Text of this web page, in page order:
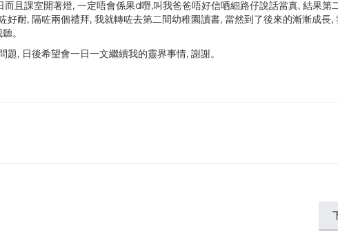
且課室開著燈, 一定唔會係果d嘢,叫我爸爸唔好信哂細路仔說話當真, 結果第
耐, 隔咗兩個禮拜, 我就轉咗去第二間幼稚園讀書, 當然到了後來的漸漸成長,
。
, 日後希望會一日一文繼續我的靈界事情, 謝謝。